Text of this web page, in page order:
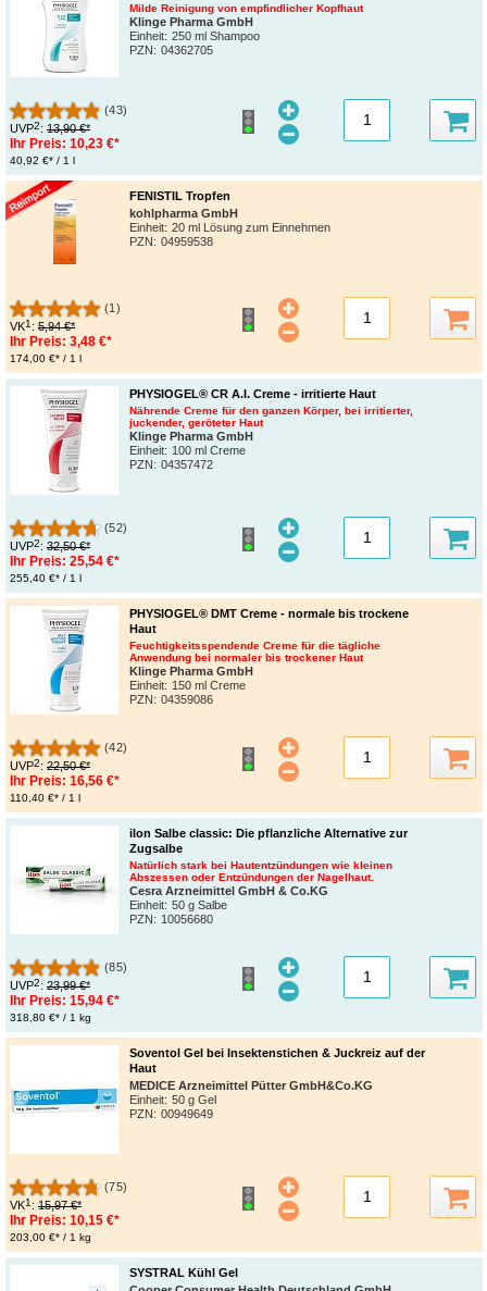
Milde Reinigung von empfindlicher Kopfhaut
Klinge Pharma GmbH
Einheit: 250 ml Shampoo
PZN: 04362705
(43)
UVP2: 13,90 €*
Ihr Preis: 10,23 €*
40,92 €* / 1 l
FENISTIL Tropfen
kohlpharma GmbH
Einheit: 20 ml Lösung zum Einnehmen
PZN: 04959538
(1)
VK1: 5,94 €*
Ihr Preis: 3,48 €*
174,00 €* / 1 l
PHYSIOGEL® CR A.I. Creme - irritierte Haut
Nährende Creme für den ganzen Körper, bei irritierter,
juckender, geröteter Haut
Klinge Pharma GmbH
Einheit: 100 ml Creme
PZN: 04357472
(52)
UVP2: 32,50 €*
Ihr Preis: 25,54 €*
255,40 €* / 1 l
PHYSIOGEL® DMT Creme - normale bis trockene
Haut
Feuchtigkeitsspendende Creme für die tägliche
Anwendung bei normaler bis trockener Haut
Klinge Pharma GmbH
Einheit: 150 ml Creme
PZN: 04359086
(42)
UVP2: 22,50 €*
Ihr Preis: 16,56 €*
110,40 €* / 1 l
ilon Salbe classic: Die pflanzliche Alternative zur
Zugsalbe
Natürlich stark bei Hautentzündungen wie kleinen
Abszessen oder Entzündungen der Nagelhaut.
Cesra Arzneimittel GmbH & Co.KG
Einheit: 50 g Salbe
PZN: 10056680
(85)
UVP2: 23,99 €*
Ihr Preis: 15,94 €*
318,80 €* / 1 kg
Soventol Gel bei Insektenstichen & Juckreiz auf der
Haut
MEDICE Arzneimittel Pütter GmbH&Co.KG
Einheit: 50 g Gel
PZN: 00949649
(75)
VK1: 15,97 €*
Ihr Preis: 10,15 €*
203,00 €* / 1 kg
SYSTRAL Kühl Gel